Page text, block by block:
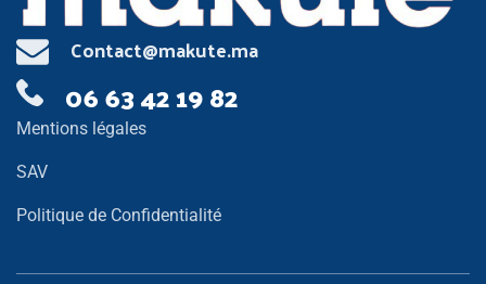
Contact@makute.ma
06 63 42 19 82
Mentions légales
SAV
Politique de Confidentialité